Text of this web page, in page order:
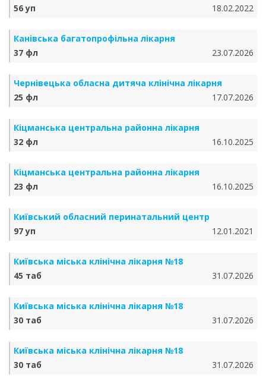
56 уп
18.02.2022
Канівська багатопрофільна лікарня
37 фл
23.07.2026
Чернівецька обласна дитяча клінічна лікарня
25 фл
17.07.2026
Кіцманська центральна районна лікарня
32 фл
16.10.2025
Кіцманська центральна районна лікарня
23 фл
16.10.2025
Київський обласний перинатальний центр
97 уп
12.01.2021
Київська міська клінічна лікарня №18
45 таб
31.07.2026
Київська міська клінічна лікарня №18
30 таб
31.07.2026
Київська міська клінічна лікарня №18
30 таб
31.07.2026